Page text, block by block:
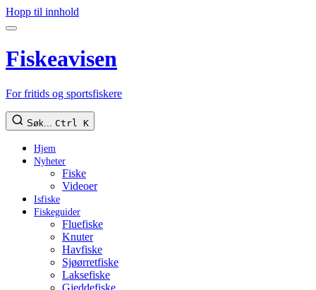
Hopp til innhold
Fiskeavisen
For fritids og sportsfiskere
Søk... Ctrl K
Hjem
Nyheter
Fiske
Videoer
Isfiske
Fiskeguider
Fluefiske
Knuter
Havfiske
Sjøørretfiske
Laksefiske
Gjeddefiske